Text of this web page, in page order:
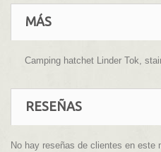
MÁS
Camping hatchet Linder Tok,
RESEÑAS
No hay reseñas de clientes en este